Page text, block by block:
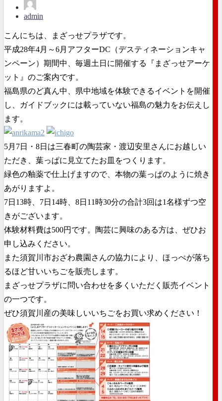
admin
こんにちは、まざっせプラザです。
平成28年4月～6月アフターDC（デスティネーションキャ
ンペーン）期間中、毎週土日に開催する『 まざっせアーケ
ット』のご案内です。
福島県のど真ん中、県中地域を体験できるイベントを開催
し、
ガイドブックには載っていない福島の魅力をお伝えし
ます。
5月7日・8日は三春町の陶芸家・ 渡辺安里さんにお越しい
ただき、 葉っぱに見立てたお皿をつくります。
緑色の釉薬で仕上げますので、 本物の葉っぱのように焼き
あがりますよ。
7日13時、7日14時、 8日11時30分の合計3回は1名様ずつ空
きがございます。
体験材料費は500円です。陶芸に興味のある方は、 ぜひお
申し込みください。
また須賀川市おざわ農園さんの協力により、 ほっぺが落ち
るほど甘いいちごを販売します。
まざっせプラザに問い合わせを多くいただく販売イベント
の一つです。
ぜひ須賀川産の美味しいいちごをお買い求めください！